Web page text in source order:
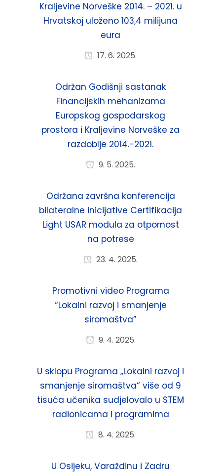
Kraljevine Norveške 2014. – 2021. u
Hrvatskoj uloženo 103,4 milijuna
eura
17. 6. 2025.
Održan Godišnji sastanak
Financijskih mehanizama
Europskog gospodarskog
prostora i Kraljevine Norveške za
razdoblje 2014.-2021.
9. 5. 2025.
Održana završna konferencija
bilateralne inicijative Certifikacija
Light USAR modula za otpornost
na potrese
23. 4. 2025.
Promotivni video Programa
“Lokalni razvoj i smanjenje
siromaštva”
9. 4. 2025.
U sklopu Programa „Lokalni razvoj i
smanjenje siromaštva“ više od 9
tisuća učenika sudjelovalo u STEM
radionicama i programima
8. 4. 2025.
U Osijeku, Varaždinu i Zadru